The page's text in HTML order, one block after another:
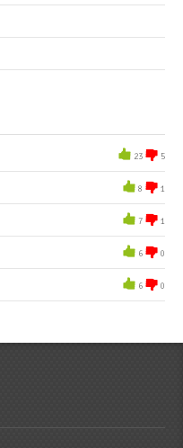
23 5
8 1
7 1
6 0
6 0